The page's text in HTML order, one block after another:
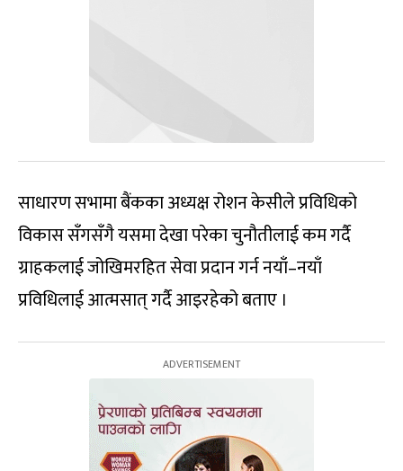
साधारण सभामा बैंकका अध्यक्ष रोशन केसीले प्रविधिको
विकास सँगसँगै यसमा देखा परेका चुनौतीलाई कम गर्दै
ग्राहकलाई जोखिमरहित सेवा प्रदान गर्न नयाँ–नयाँ
प्रविधिलाई आत्मसात् गर्दै आइरहेको बताए ।